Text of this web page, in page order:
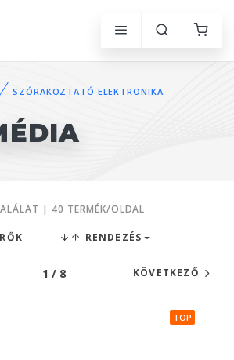
SZÓRAKOZTATÓ ELEKTRONIKA
| 40 TERMÉK/OLDAL
RENDEZÉS
1 / 8 KÖVETKEZŐ
TOP